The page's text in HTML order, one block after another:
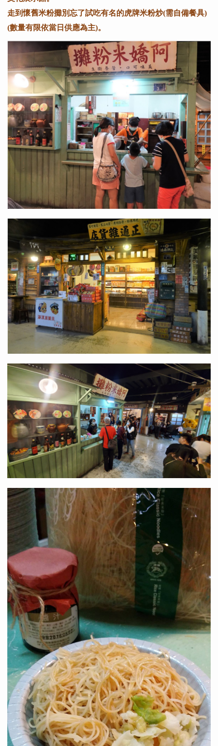
走到懷舊米粉攤別忘了試吃有名的虎牌米粉炒(需自備餐具)
(數量有限依當日供應為主)。